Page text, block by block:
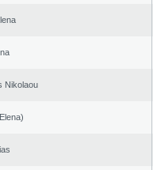
Nikolaou